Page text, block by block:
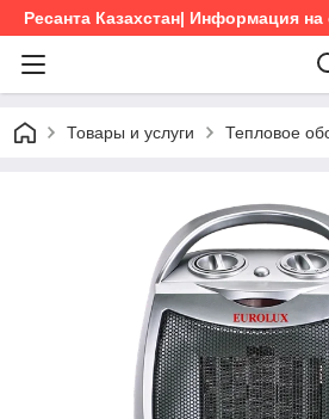
Ресанта Казахстан| Информация
Товары и услуги Тепловое